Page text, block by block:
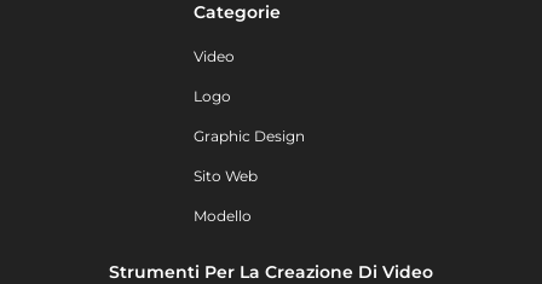
Categorie
Video
Logo
Graphic Design
Sito Web
Modello
Strumenti Per La Creazione Di Video